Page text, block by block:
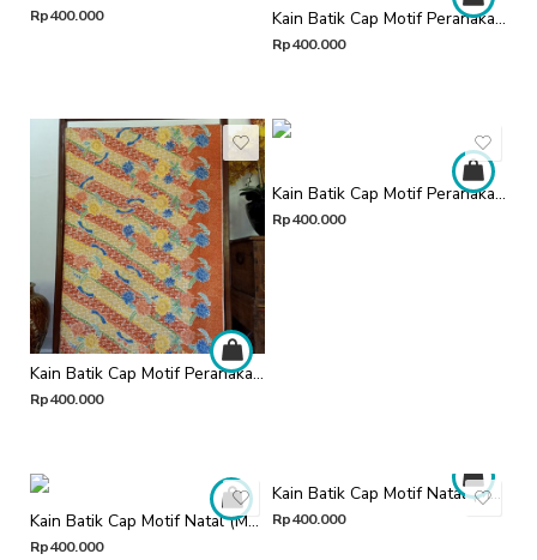
Rp400.000 Kain Batik Cap Motif Peranakan (Ungu)
Rp400.000
Kain Batik Cap Motif Peranakan (Orange)
Rp400.000
Kain Batik Cap Motif Peranakan (Merah)
Rp400.000
Kain Batik Cap Motif Natal (Merah & Kuning)
Rp400.000
Kain Batik Cap Motif Natal (Merah)
Rp400.000